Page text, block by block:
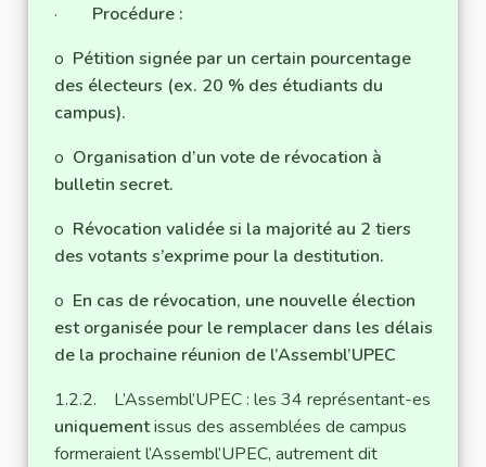
· Procédure :
o Pétition signée par un certain pourcentage
des électeurs (ex. 20 % des étudiants du
campus).
o Organisation d’un vote de révocation à
bulletin secret.
o Révocation validée si la majorité au 2 tiers
des votants s’exprime pour la destitution.
o En cas de révocation, une nouvelle élection
est organisée pour le remplacer dans les délais
de la prochaine réunion de l’Assembl’UPEC
1.2.2. L’Assembl’UPEC : les 34 représentant-es
uniquementissus des assemblées de campus
formeraient l’Assembl’UPEC, autrement dit